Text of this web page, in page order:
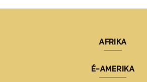
AFRIKA
É-AMERIKA